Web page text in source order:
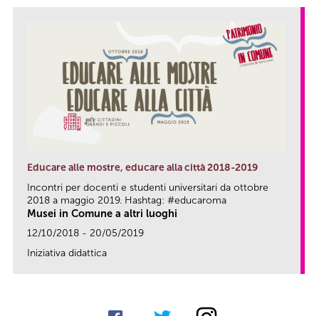
Educare alle mostre, educare alla città 2018-2019
Incontri per docenti e studenti universitari da ottobre
2018 a maggio 2019. Hashtag: #educaroma
Musei in Comune a altri luoghi
12/10/2018 - 20/05/2019
Iniziativa didattica